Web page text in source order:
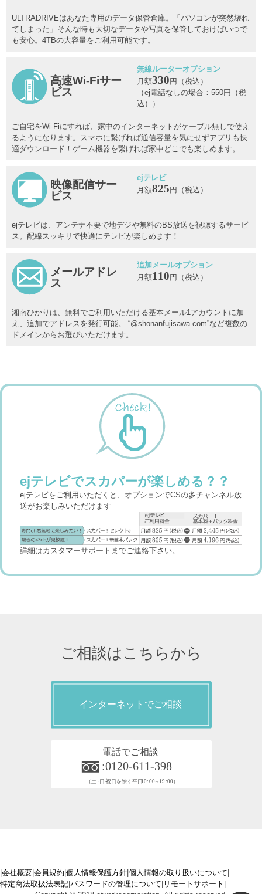
ULTRADRIVEはあなた専用のデータ保管倉庫。「パソコンが突然壊れ
てしまった」そんな時も大切なデータや写真を保管しておけばいつで
も安心。4TBの大容量をご利用可能です。
高速Wi-Fiサー
ビス
無線ルーターオプション
月額330 円（税込）
（ej電話なしの場合：550円（税
込））
ご自宅をWi-Fiにすれば、家中のインターネットがケーブル無しで使え
るようになります。スマホに繋げれば通信容量を気にせずアプリも快
適ダウンロード！ゲーム機器を繋げれば家中どこでも楽しめます。
映像配信サー
ビス
ejテレビ
月額825 円（税込）
ejテレビは、アンテナ不要で地デジや無料のBS放送を視聴するサービ
ス。配線スッキリで快適にテレビが楽しめます！
メールアドレ
ス
追加メールオプション
月額110 円（税込）
湘南ひかりは、無料でご利用いただける基本メール1アカウントに加
え、追加でアドレスを発行可能。 “@shonanfujisawa.com”など複数の
ドメインからお選びいただけます。
ejテレビでスカパーが楽しめる？？
ejテレビをご利用いただくと、オプションでCSの多チャンネル放
送がお楽しみいただけます
詳細はカスタマーサポートまでご連絡下さい。
ご相談はこちらから
|会社概要|会員規約|個人情報保護方針|個人情報の取り扱いについて|
特定商法取扱法表記|パスワードの管理について| リモートサポート |